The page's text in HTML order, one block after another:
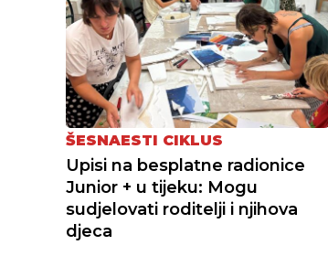
ŠESNAESTI CIKLUS
Upisi na besplatne radionice
Junior + u tijeku: Mogu
sudjelovati roditelji i njihova
djeca